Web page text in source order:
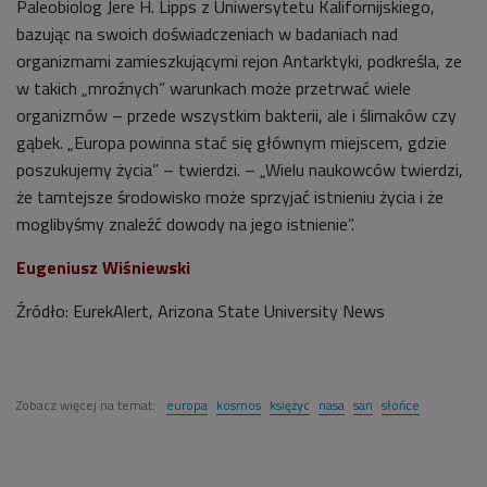
Paleobiolog Jere H. Lipps z Uniwersytetu Kalifornijskiego,
bazując na swoich doświadczeniach w badaniach nad
organizmami zamieszkującymi rejon Antarktyki, podkreśla, ze
w takich „mroźnych” warunkach może przetrwać wiele
organizmów – przede wszystkim bakterii, ale i ślimaków czy
gąbek. „Europa powinna stać się głównym miejscem, gdzie
poszukujemy życia” – twierdzi. – „Wielu naukowców twierdzi,
że tamtejsze środowisko może sprzyjać istnieniu życia i że
moglibyśmy znaleźć dowody na jego istnienie”.
Eugeniusz Wiśniewski
Źródło: EurekAlert, Arizona State University News
Zobacz więcej na temat: europa kosmos księżyc nasa san słońce